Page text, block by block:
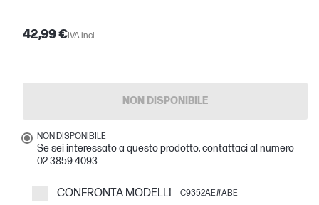
42,99 €IVA incl.
NON DISPONIBILE
NON DISPONIBILE
Se sei interessato a questo prodotto, contattaci al numero
02 3859 4093
CONFRONTA MODELLI C9352AE#ABE